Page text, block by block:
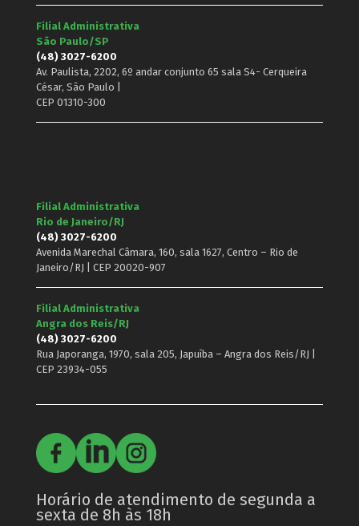
Filial Administrativa
São Paulo/SP
(48) 3027-6200
Av. Paulista, 2202, 6º andar conjunto 65 sala S4- Cerqueira
César, São Paulo |
CEP 01310-300
Filial Administrativa
Rio de Janeiro/RJ
(48) 3027-6200
Avenida Marechal Câmara, 160, sala 1627, Centro – Rio de
Janeiro/RJ | CEP 20020-907
Filial Administrativa
Angra dos Reis/RJ
(48) 3027-6200
Rua Japoranga, 1970, sala 205, Japuíba – Angra dos Reis/RJ |
CEP 23934-055
Horário de atendimento de segunda a
sexta de 8h às 18h